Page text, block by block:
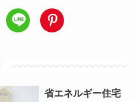
省エネルギー住宅